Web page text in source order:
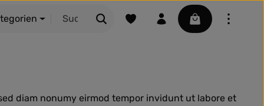
Du hast 0 Produkte auf dem
Warenkorb
diam nonumy eirmod tempor invidunt ut labore et